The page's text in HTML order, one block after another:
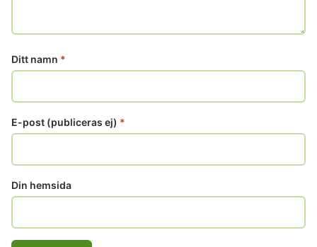
Ditt namn *
E-post (publiceras ej) *
Din hemsida